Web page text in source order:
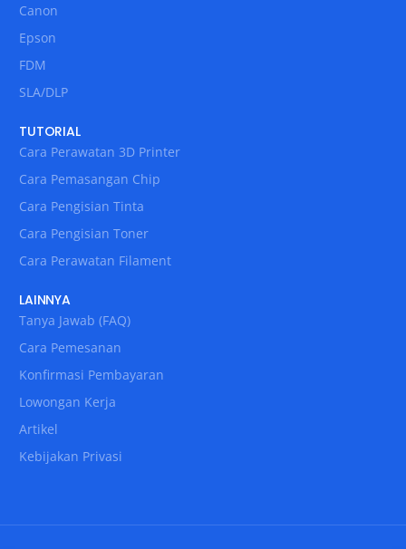
Canon
Epson
FDM
SLA/DLP
TUTORIAL
Cara Perawatan 3D Printer
Cara Pemasangan Chip
Cara Pengisian Tinta
Cara Pengisian Toner
Cara Perawatan Filament
LAINNYA
Tanya Jawab (FAQ)
Cara Pemesanan
Konfirmasi Pembayaran
Lowongan Kerja
Artikel
Kebijakan Privasi